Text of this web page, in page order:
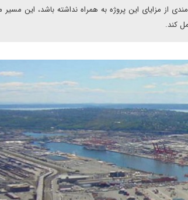
از مزایای این پروژه به همراه نداشته باشد، این مسیر
کند.